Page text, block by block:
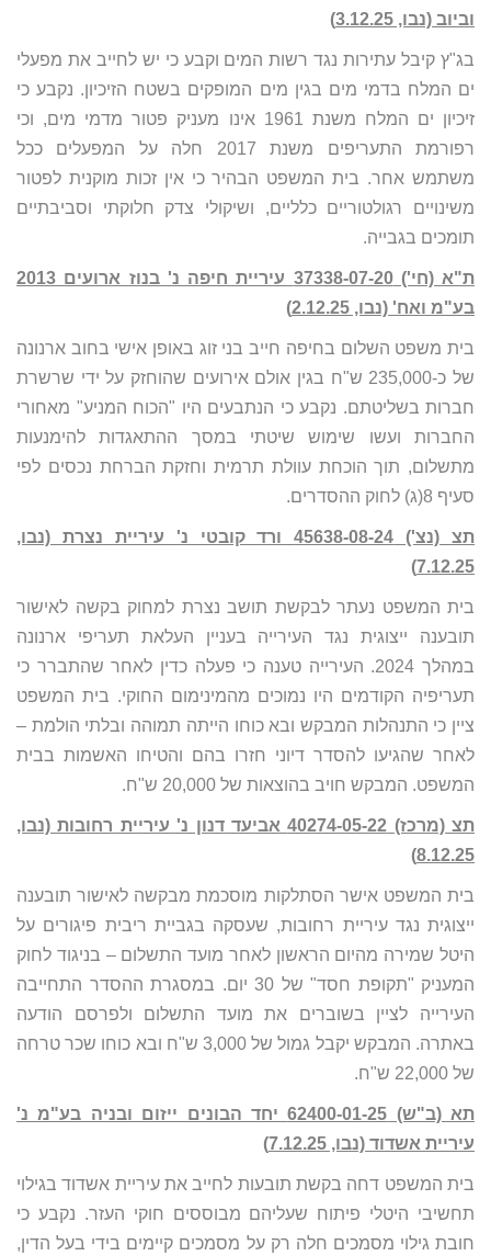
וביוב (נבו, 3.12.25)
בג"ץ קיבל עתירות נגד רשות המים וקבע כי יש לחייב את מפעלי
ים המלח בדמי מים בגין מים המופקים בשטח הזיכיון. נקבע כי
זיכיון ים המלח משנת 1961 אינו מעניק פטור מדמי מים, וכי
רפורמת התעריפים משנת 2017 חלה על המפעלים ככל
משתמש אחר. בית המשפט הבהיר כי אין זכות מוקנית לפטור
משינויים רגולטוריים כלליים, ושיקולי צדק חלוקתי וסביבתיים
תומכים בגבייה.
ת"א (חי') 37338-07-20 עיריית חיפה נ' בנוז ארועים 2013
בע"מ ואח' (נבו, 2.12.25)
בית משפט השלום בחיפה חייב בני זוג באופן אישי בחוב ארנונה
של כ-235,000 ש"ח בגין אולם אירועים שהוחזק על ידי שרשרת
חברות בשליטתם. נקבע כי הנתבעים היו "הכוח המניע" מאחורי
החברות ועשו שימוש שיטתי במסך ההתאגדות להימנעות
מתשלום, תוך הוכחת עוולת תרמית וחזקת הברחת נכסים לפי
סעיף 8(ג) לחוק ההסדרים.
תצ (נצ') 45638-08-24 ורד קובטי נ' עיריית נצרת (נבו,
7.12.25)
בית המשפט נעתר לבקשת תושב נצרת למחוק בקשה לאישור
תובענה ייצוגית נגד העירייה בעניין העלאת תעריפי ארנונה
במהלך 2024. העירייה טענה כי פעלה כדין לאחר שהתברר כי
תעריפיה הקודמים היו נמוכים מהמינימום החוקי. בית המשפט
ציין כי התנהלות המבקש ובא כוחו הייתה תמוהה ובלתי הולמת –
לאחר שהגיעו להסדר דיוני חזרו בהם והטיחו האשמות בבית
המשפט. המבקש חויב בהוצאות של 20,000 ש"ח.
תצ (מרכז) 40274-05-22 אביעד דנון נ' עיריית רחובות (נבו,
8.12.25)
בית המשפט אישר הסתלקות מוסכמת מבקשה לאישור תובענה
ייצוגית נגד עיריית רחובות, שעסקה בגביית ריבית פיגורים על
היטל שמירה מהיום הראשון לאחר מועד התשלום – בניגוד לחוק
המעניק "תקופת חסד" של 30 יום. במסגרת ההסדר התחייבה
העירייה לציין בשוברים את מועד התשלום ולפרסם הודעה
באתרה. המבקש יקבל גמול של 3,000 ש"ח ובא כוחו שכר טרחה
של 22,000 ש"ח.
תא (ב"ש) 62400-01-25 יחד הבונים ייזום ובניה בע"מ נ'
עיריית אשדוד (נבו, 7.12.25)
בית המשפט דחה בקשת תובעות לחייב את עיריית אשדוד בגילוי
תחשיבי היטלי פיתוח שעליהם מבוססים חוקי העזר. נקבע כי
חובת גילוי מסמכים חלה רק על מסמכים קיימים בידי בעל הדין,